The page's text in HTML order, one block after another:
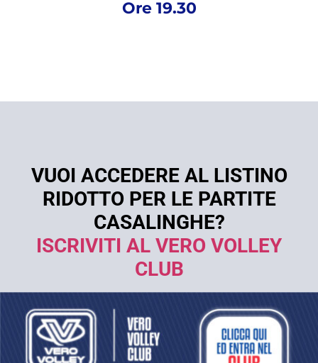
Ore 19.30
VUOI ACCEDERE AL LISTINO
RIDOTTO PER LE PARTITE
CASALINGHE?
ISCRIVITI AL VERO VOLLEY
CLUB